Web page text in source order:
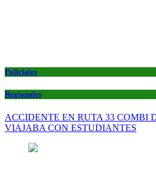
Policiales
Regionales
ACCIDENTE EN RUTA 33 COMBI
VIAJABA CON ESTUDIANTES